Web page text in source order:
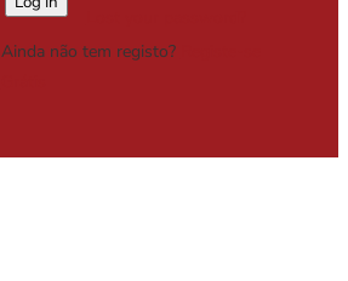
Ainda não tem registo?